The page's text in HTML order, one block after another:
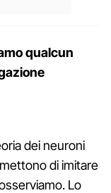
qualcun
dei neuroni
di imitare
Lo